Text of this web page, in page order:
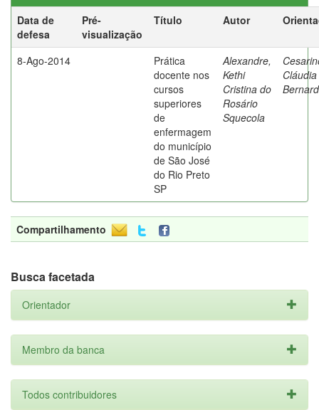
Data de
defesa
Pré-
visualização
Título Autor
8-Ago-2014
Prática
docente nos
cursos
superiores
de
enfermagem
do município
de São José
do Rio Preto
SP
Alexandre,
Kethi
Cristina do
Rosário
Squecola
Cláudia
Compartilhamento
Busca facetada
Orientador
Membro da banca
Todos contribuidores